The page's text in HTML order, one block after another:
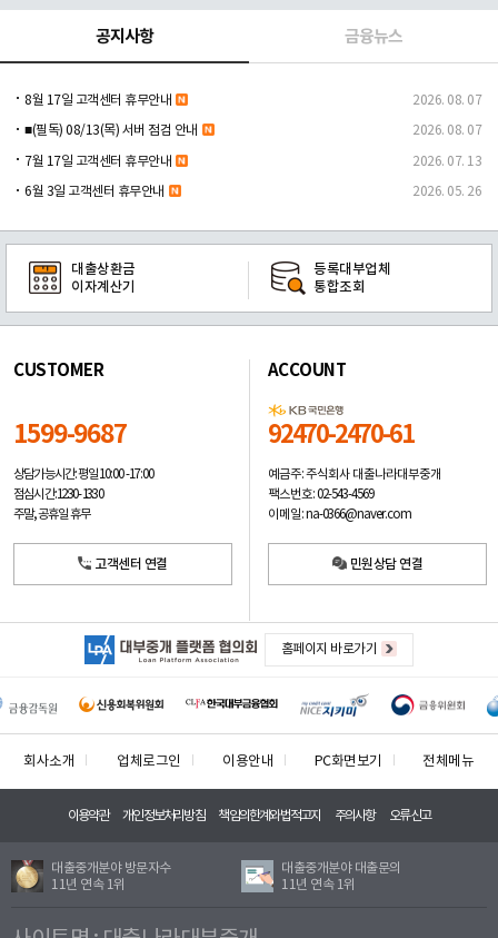
공지사항 금융뉴스
8월 17일 고객센터 휴무안내 2026. 08. 07
■(필독) 08/13(목) 서버 점검 안내 2026. 08. 07
7월 17일 고객센터 휴무안내 2026. 07. 13
6월 3일 고객센터 휴무안내 2026. 05. 26
대출상환금
이자계산기
등록대부업체
통합조회
CUSTOMER
1599-9687
상담가능시간: 평일10:00 -17:00
점심시간: 12:30 - 13:30
주말, 공휴일 휴무
고객센터 연결
ACCOUNT
92470-2470-61
예금주: 주식회사 대출나라대부중개
팩스번호: 02-543-4569
이메일: na-0366@naver.com
민원상담 연결
홈페이지 바로가기
회사소개 업체로그인 이용안내 PC화면보기 전체메뉴
이용약관 개인정보처리방침 책임의한계와법적고지 주의사항 오류신고
대출중개분야 방문자수
11년 연속 1위
대출중개분야 대출문의
11년 연속 1위